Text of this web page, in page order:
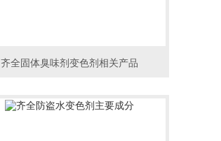
齐全固体臭味剂变色剂相关产品